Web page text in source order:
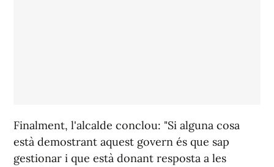
Finalment, l'alcalde conclou: "Si alguna cosa
està demostrant aquest govern és que sap
gestionar i que està donant resposta a les